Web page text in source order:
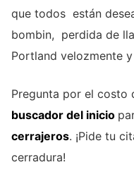
que todos están
bombin, perdida de
Portland velozmente
Pregunta por el costo
buscador del inicio
cerrajeros. ¡Pide tu
cerradura!